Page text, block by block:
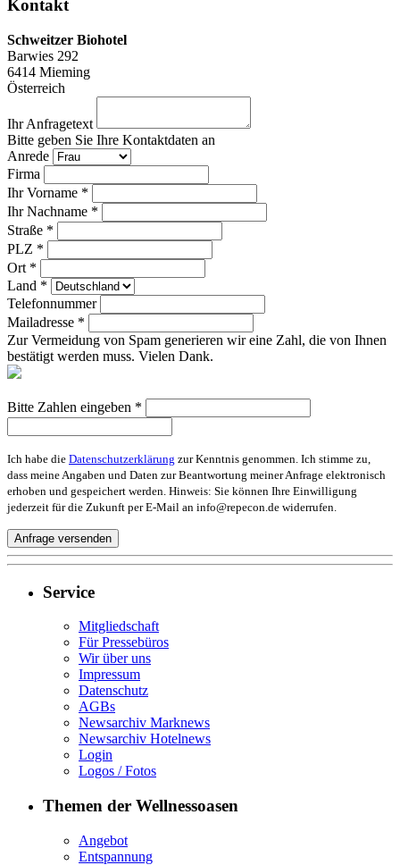
Kontakt
Schweitzer Biohotel
Barwies 292
6414 Mieming
Österreich
Ihr Anfragetext
Bitte geben Sie Ihre Kontaktdaten an
Anrede
Firma
Ihr Vorname *
Ihr Nachname *
Straße *
PLZ *
Ort *
Land *
Telefonnummer
Mailadresse *
Zur Vermeidung von Spam generieren wir eine Zahl, die von Ihnen
bestätigt werden muss. Vielen Dank.
Bitte Zahlen eingeben *
Ich habe die Datenschutzerklärung zur Kenntnis genommen. Ich stimme zu,
dass meine Angaben und Daten zur Beantwortung meiner Anfrage elektronisch
erhoben und gespeichert werden. Hinweis: Sie können Ihre Einwilligung
jederzeit für die Zukunft per E-Mail an info@repecon.de widerrufen.
Service
Mitgliedschaft
Für Pressebüros
Wir über uns
Impressum
Datenschutz
AGBs
Newsarchiv Marknews
Newsarchiv Hotelnews
Login
Logos / Fotos
Themen der Wellnessoasen
Angebot
Entspannung